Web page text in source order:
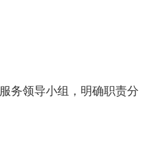
领导小组，明确职责分